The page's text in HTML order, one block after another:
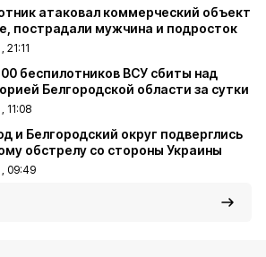
атаковал коммерческий объект
пострадали мужчина и подросток
21:11
беспилотников ВСУ сбиты над
Белгородской области за сутки
11:08
и Белгородский округ подверглись
обстрелу со стороны Украины
, 09:49